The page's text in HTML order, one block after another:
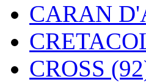
CARAN
CROSS